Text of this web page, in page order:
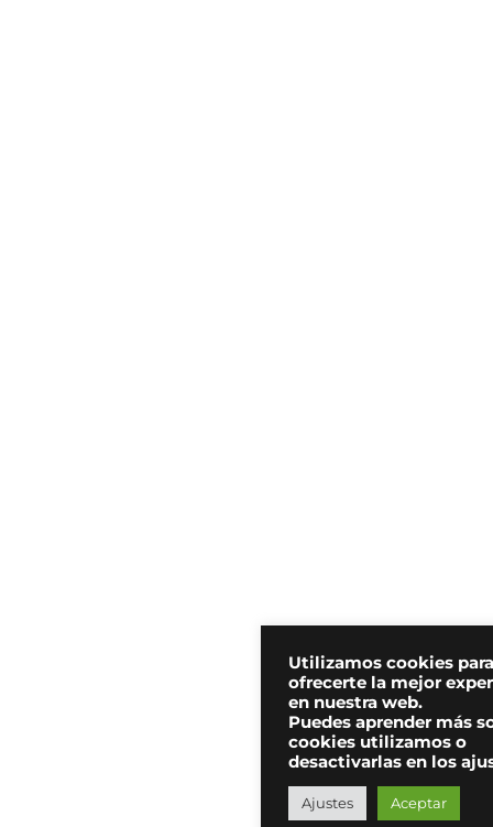
Utilizamos cookies para
ofrecerte la mejor
en nuestra web.
Puedes aprender más
cookies utilizamos o
desactivarlas en los
Ajustes Aceptar